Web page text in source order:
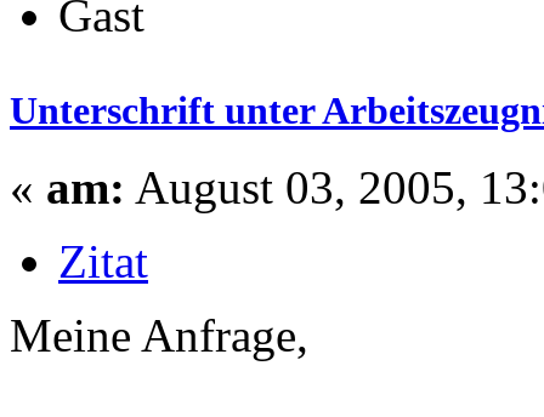
Gast
Unterschrift unter
« am: August 03, 2005,
Zitat
Meine Anfrage,